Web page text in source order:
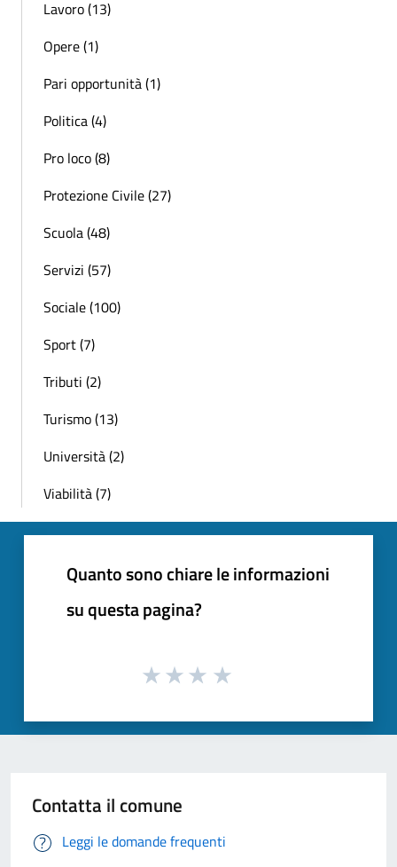
Lavoro (13)
Opere (1)
Pari opportunità (1)
Politica (4)
Pro loco (8)
Protezione Civile (27)
Scuola (48)
Servizi (57)
Sociale (100)
Sport (7)
Tributi (2)
Turismo (13)
Università (2)
Viabilità (7)
Quanto sono chiare le informazioni
su questa pagina?
Contatta il comune
Leggi le domande frequenti